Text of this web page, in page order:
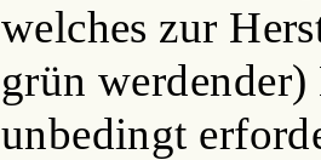
welches zur
grün
unbedingt